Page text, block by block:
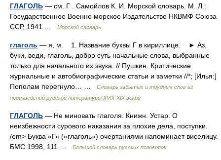
ГЛАГОЛЬ — см. Г . Самойлов К. И. Морской словарь. М. Л.:
Государственное Военно морское Издательство НКВМФ Союза
ССР, 1941 …
Морской словарь
глаголь — я, м. 1. Название буквы Г в кириллице. ► Аз,
буки, веди, глаголь, добро суть начальные слова, выбранные
только для начального их звука. // Пушкин. Критические
журнальные и автобиографические статьи и заметки //*; [Илья:]
Пополам перегнуло… …
Словарь забытых и трудных слов из
произведений русской литературы ХVIII-ХIХ веков
ГЛАГОЛЬ — Не миновать глаголя. Книжн. Устар. О
неизбежности сурового наказания за плохие дела, поступки.
/em> Буква «Г» («глаголь») очертаниями напоминает виселицу.
БМС 1998, 111 …
Большой словарь русских поговорок